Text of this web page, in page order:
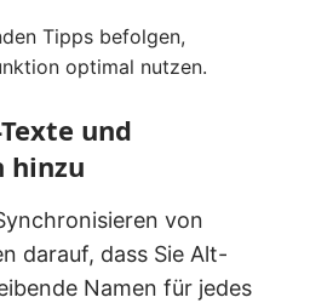
Tipps befolgen,
optimal nutzen.
und
hinzu
von
darauf, dass Sie Alt-
Namen für jedes